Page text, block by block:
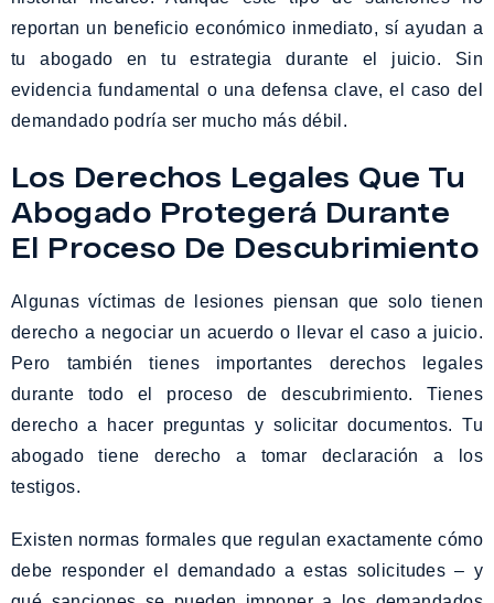
reportan un beneficio económico inmediato, sí ayudan a
tu abogado en tu estrategia durante el juicio. Sin
evidencia fundamental o una defensa clave, el caso del
demandado podría ser mucho más débil.
Los Derechos Legales Que Tu
Abogado Protegerá Durante
El Proceso De Descubrimiento
Algunas víctimas de lesiones piensan que solo tienen
derecho a negociar un acuerdo o llevar el caso a juicio.
Pero también tienes importantes derechos legales
durante todo el proceso de descubrimiento. Tienes
derecho a hacer preguntas y solicitar documentos. Tu
abogado tiene derecho a tomar declaración a los
testigos.
Existen normas formales que regulan exactamente cómo
debe responder el demandado a estas solicitudes – y